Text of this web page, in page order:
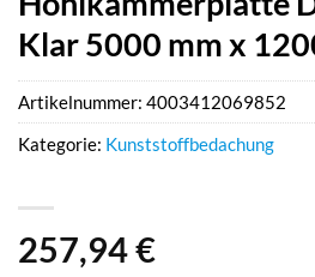
Klar 5000 mm x
257,94€
Artikelnummer: 4003412069852
Kategorie: Kunststoffbedachung